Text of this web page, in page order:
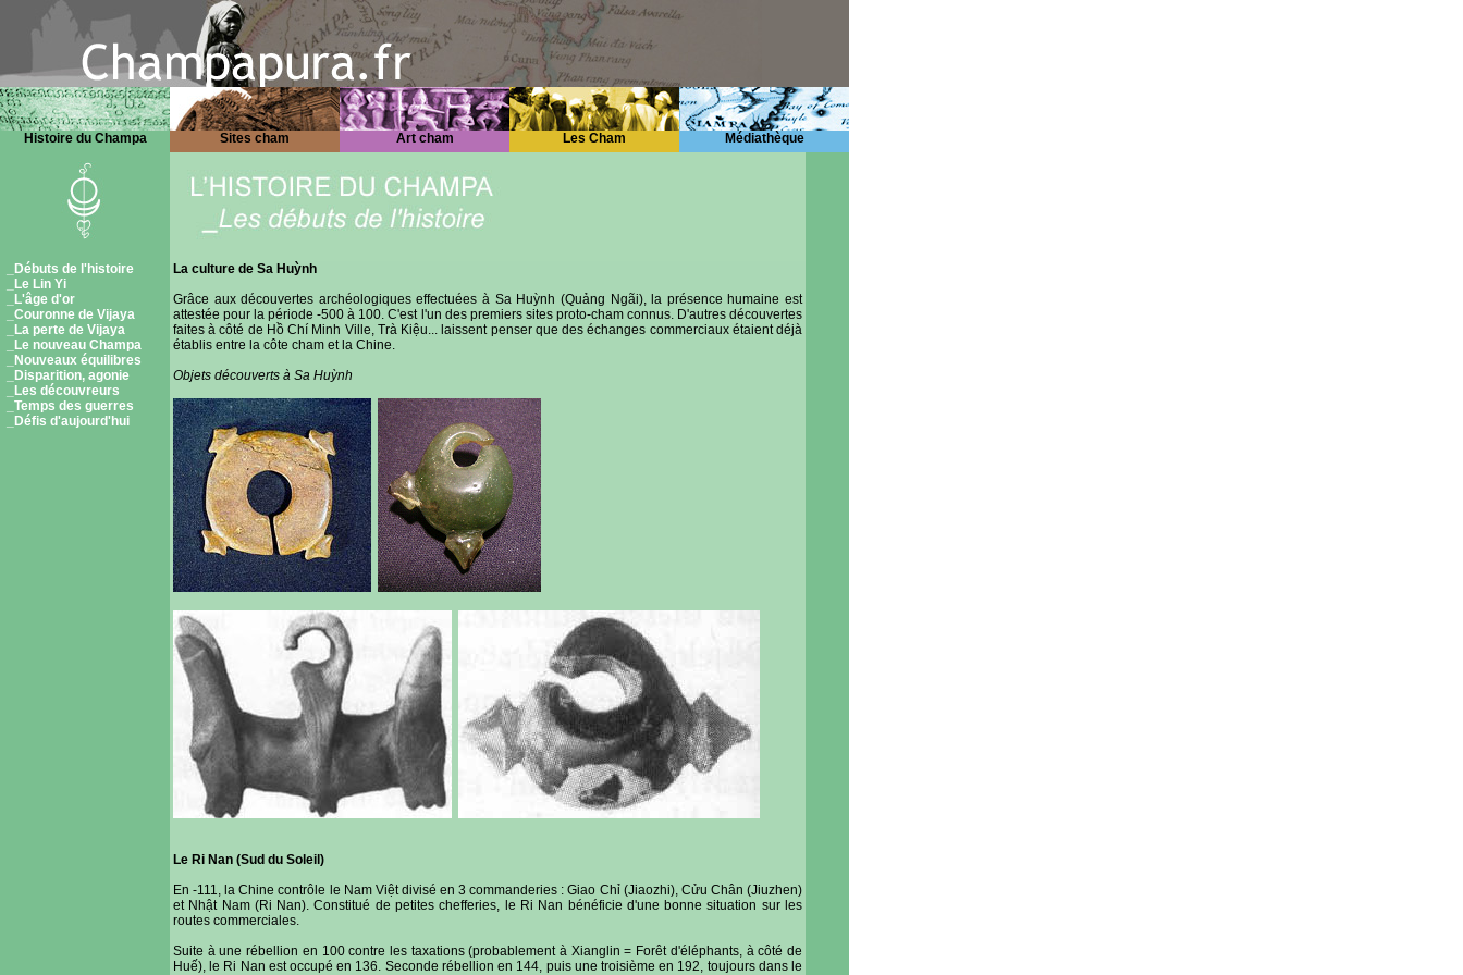
Histoire du Champa Sites cham Art cham Les Cham Médiathèque
_Débuts de l'histoire
_Le Lin Yi
_L'âge d'or
_Couronne de Vijaya
_La perte de Vijaya
_Le nouveau Champa
_Nouveaux équilibres
_Disparition, agonie
_Les découvreurs
_Temps des guerres
_Défis d'aujourd'hui
La culture de Sa Huỳnh
Grâce aux découvertes archéologiques effectuées à Sa Huỳnh (Quảng Ngãi), la présence humaine est
attestée pour la période -500 à 100. C'est l'un des premiers sites proto-cham connus. D'autres découvertes
faites à côté de Hồ Chí Minh Ville, Trà Kiệu... laissent penser que des échanges commerciaux étaient déjà
établis entre la côte cham et la Chine.
Objets découverts à Sa Huỳnh
Le Ri Nan (Sud du Soleil)
En -111, la Chine contrôle le Nam Việt divisé en 3 commanderies : Giao Chỉ (Jiaozhi), Cửu Chân (Jiuzhen)
et Nhật Nam (Ri Nan). Constitué de petites chefferies, le Ri Nan bénéficie d'une bonne situation sur les
routes commerciales.
Suite à une rébellion en 100 contre les taxations (probablement à Xianglin = Forêt d'éléphants, à côté de
Huế), le Ri Nan est occupé en 136. Seconde rébellion en 144, puis une troisième en 192, toujours dans le